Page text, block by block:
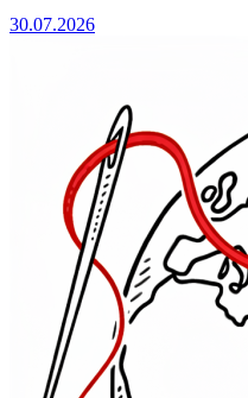
30.07.2026